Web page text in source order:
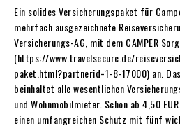
Ein solides Versicherungspaket für
mehrfach ausgezeichnete
Versicherungs-AG, mit dem CAMPER
(https://www.travelsecure.de/
paket.html?partnerid=1-8-17000) an.
beinhaltet alle wesentlichen
und Wohnmobilmieter. Schon ab 4,50
einen umfangreichen Schutz mit fünf